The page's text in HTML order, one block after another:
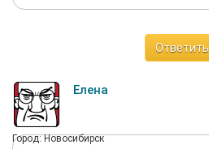
Ответить
Елена
Город: Новосибирск